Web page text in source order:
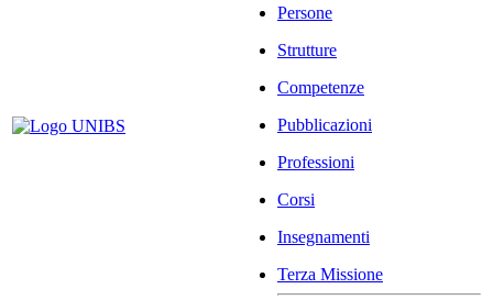
Persone
Strutture
Competenze
Pubblicazioni
Professioni
Corsi
Insegnamenti
Terza Missione